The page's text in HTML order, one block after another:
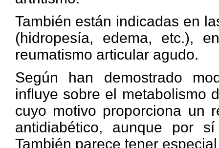
También están indicadas en
(hidropesía, edema, etc.),
reumatismo articular agudo.
Según han demostrado
influye sobre el metabolismo
cuyo motivo proporciona un
antidiabético, aunque por
También parece tener